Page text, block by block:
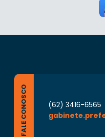
FALE CONOSCO
(62) 3416-6565